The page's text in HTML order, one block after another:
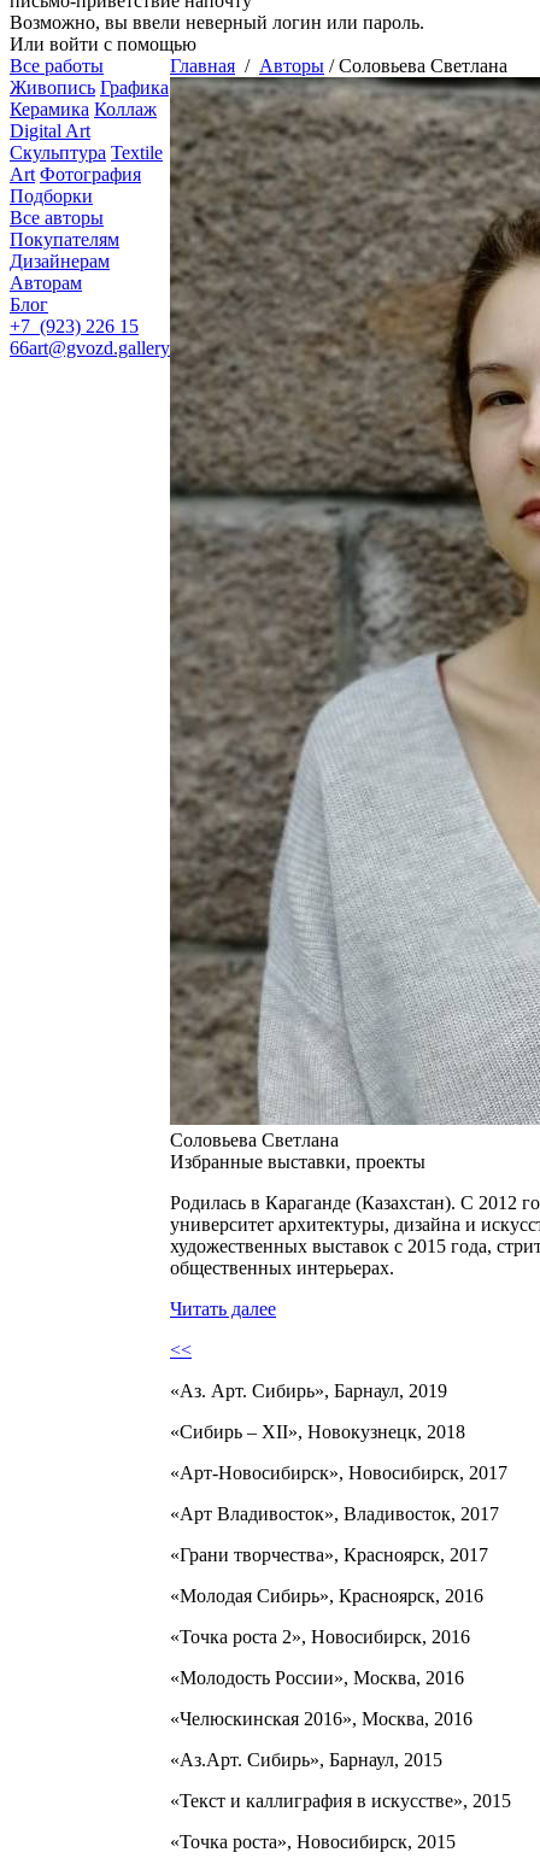
Возможно, вы ввели неверный логин или пароль.
Или войти с помощью
Все работы
Живопись Графика
Керамика Коллаж
Digital Art
Скульптура Textile
Art Фотография
Подборки
Все авторы
Покупателям
Дизайнерам
Авторам
Блог
+7 (923) 226 15
66art@gvozd.gallery
Главная / Авторы / Соловьева Светлана
Соловьева Светлана
Избранные выставки, проекты
Родилась в Караганде (Казахстан). С 2012
университет архитектуры, дизайна и
художественных выставок с 2015 года,
общественных интерьерах.
Читать далее
<<
«Аз. Арт. Сибирь», Барнаул, 2019
«Сибирь – XII», Новокузнецк, 2018
«Арт-Новосибирск», Новосибирск, 2017
«Арт Владивосток», Владивосток, 2017
«Грани творчества», Красноярск, 2017
«Молодая Сибирь», Красноярск, 2016
«Точка роста 2», Новосибирск, 2016
«Молодость России», Москва, 2016
«Челюскинская 2016», Москва, 2016
«Аз.Арт. Сибирь», Барнаул, 2015
«Текст и каллиграфия в искусстве», 2015
«Точка роста», Новосибирск, 2015